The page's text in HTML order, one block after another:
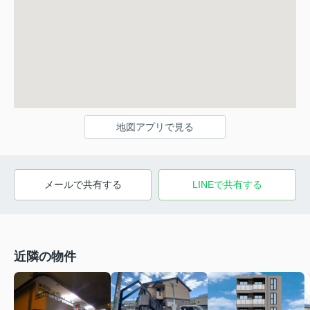
地図アプリで見る
メールで共有する LINEで共有する
近隣の物件